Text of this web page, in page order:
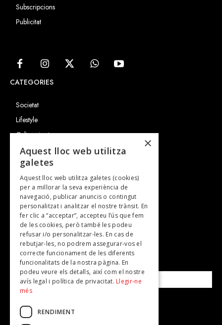
Subscripcions
Publicitat
CATEGORIES
Societat
Lifestyle
Cultura i art
Entrevistes
Gastronomia
TV
Plans per fer
Revistes
SUBSCRIU-TE A LA NOSTRA NEWSLETTER!
Correu electrònic*
Accepto lapolítica de privacitat
×
Aquest lloc web utilitza
galetes
Aquest lloc web utilitza galetes (cookies)
per a millorar la seva experiència de
navegació, publicar anuncis o contingut
personalitzat i analitzar el nostre trànsit. En
fer clic a “acceptar”, accepteu l’ús que fem
de les cookies, però també les podeu
refusar i/o personalitzar-les. En cas de
rebutjar-les, no podrem assegurar-vos el
correcte funcionament de les diferents
funcionalitats de la nostra pàgina. En
podeu veure els detalls, així com el nostre
avís legal i política de privacitat. Llegir-ne
més
RENDIMENT